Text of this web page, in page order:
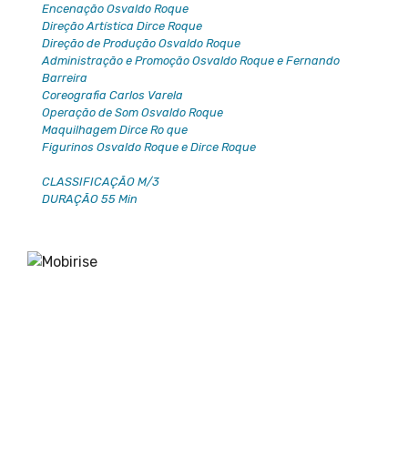
Encenação Osvaldo Roque
Direção Artística Dirce Roque
Direção de Produção Osvaldo Roque
Administração e Promoção Osvaldo Roque e Fernando
Barreira
Coreografia Carlos Varela
Operação de Som Osvaldo Roque
Maquilhagem Dirce Ro que
Figurinos Osvaldo Roque e Dirce Roque
CLASSIFICAÇÃO M/3
DURAÇÃO 55 Min